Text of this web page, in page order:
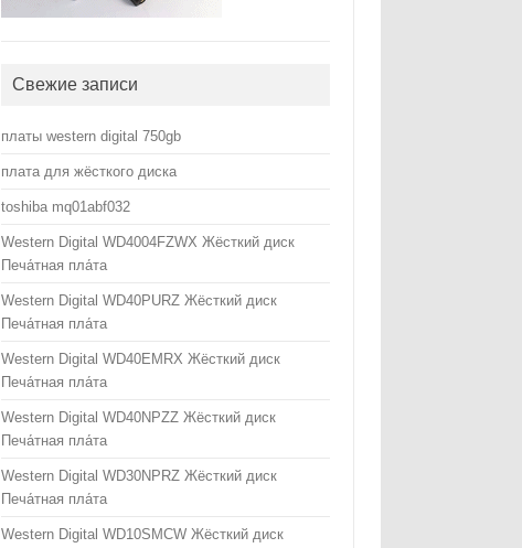
Свежие записи
платы western digital 750gb
плата для жёсткого диска
toshiba mq01abf032
Western Digital WD4004FZWX Жёсткий диск
Печа́тная пла́та
Western Digital WD40PURZ Жёсткий диск
Печа́тная пла́та
Western Digital WD40EMRX Жёсткий диск
Печа́тная пла́та
Western Digital WD40NPZZ Жёсткий диск
Печа́тная пла́та
Western Digital WD30NPRZ Жёсткий диск
Печа́тная пла́та
Western Digital WD10SMCW Жёсткий диск